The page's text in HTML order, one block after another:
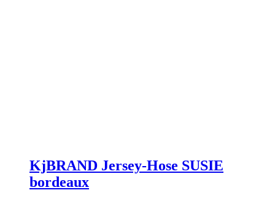
KjBRAND Jersey-Hose SUSIE
bordeaux